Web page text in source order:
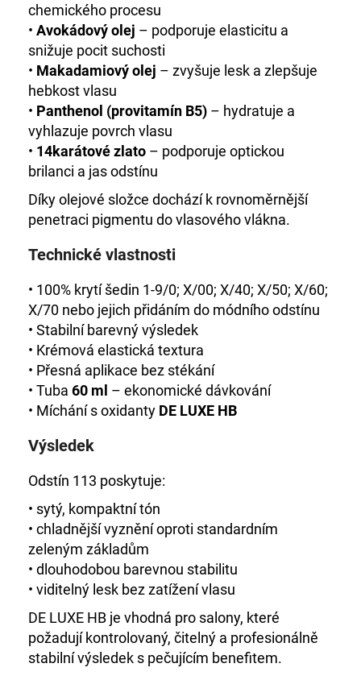
chemického procesu
• Avokádový olej – podporuje elasticitu a
snižuje pocit suchosti
• Makadamiový olej – zvyšuje lesk a zlepšuje
hebkost vlasu
• Panthenol (provitamín B5) – hydratuje a
vyhlazuje povrch vlasu
• 14karátové zlato – podporuje optickou
brilanci a jas odstínu
Díky olejové složce dochází k rovnoměrnější
penetraci pigmentu do vlasového vlákna.
Technické vlastnosti
• 100% krytí šedin 1-9/0; X/00; X/40; X/50; X/60;
X/70 nebo jejich přidáním do módního odstínu
• Stabilní barevný výsledek
• Krémová elastická textura
• Přesná aplikace bez stékání
• Tuba 60 ml – ekonomické dávkování
• Míchání s oxidanty DE LUXE HB
Výsledek
Odstín 113 poskytuje:
• sytý, kompaktní tón
• chladnější vyznění oproti standardním
zeleným základům
• dlouhodobou barevnou stabilitu
• viditelný lesk bez zatížení vlasu
DE LUXE HB je vhodná pro salony, které
požadují kontrolovaný, čitelný a profesionálně
stabilní výsledek s pečujícím benefitem.